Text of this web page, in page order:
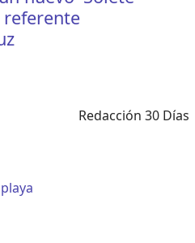
referente
Redacción 30 Días